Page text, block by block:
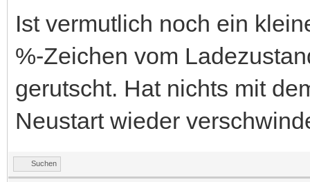
Ist vermutlich noch ein
%-Zeichen vom
gerutscht. Hat nichts mit
Neustart wieder
Suchen